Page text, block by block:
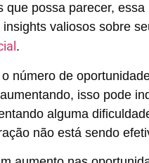
que possa parecer, essa
valiosos sobre
.
número de
isso pode
alguma
não está sendo